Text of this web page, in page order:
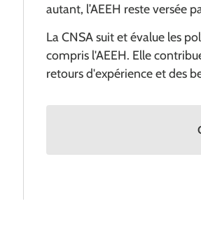
autant, l’AEEH reste versée
La CNSA suit et évalue les
compris l'AEEH. Elle
retours d'expérience et des